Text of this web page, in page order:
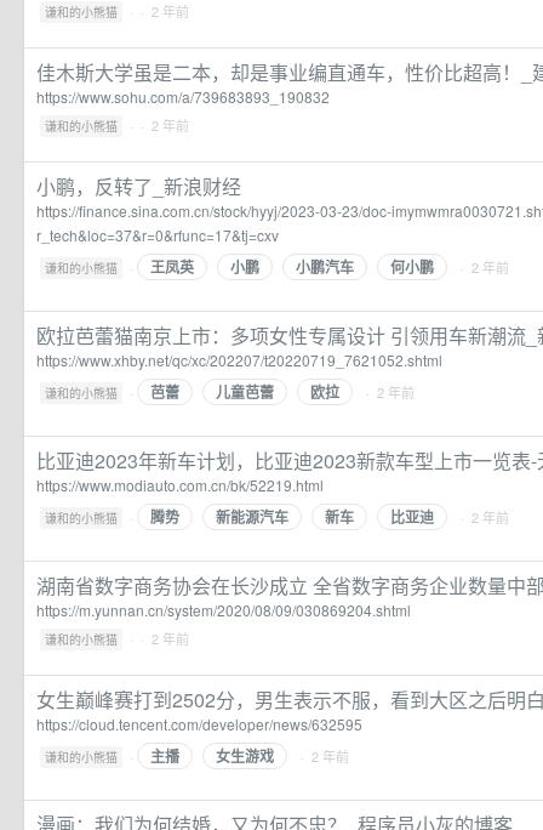
谦和的小熊猫 · · 2 年前
佳木斯大学虽是二本，却是事业编直通车，性价比超高！_
https://www.sohu.com/a/739683893_190832
谦和的小熊猫 · · 2 年前
小鹏，反转了_新浪财经
https://finance.sina.com.cn/stock/hyyj/2023-03-23/doc-
r_tech&loc=37&r=0&rfunc=17&tj=cxv
谦和的小熊猫 · 王凤英 小鹏 小鹏汽车 何小鹏 · 2 年前
欧拉芭蕾猫南京上市：多项女性专属设计 引领用车新潮流
https://www.xhby.net/qc/xc/202207/t20220719_7621052.shtml
谦和的小熊猫 · 芭蕾 儿童芭蕾 欧拉 · 2 年前
比亚迪2023年新车计划，比亚迪2023新款车型上市一览表
https://www.modiauto.com.cn/bk/52219.html
谦和的小熊猫 · 腾势 新能源汽车 新车 比亚迪 · 2 年前
湖南省数字商务协会在长沙成立 全省数字商务企业数量中
https://m.yunnan.cn/system/2020/08/09/030869204.shtml
谦和的小熊猫 · · 2 年前
女生巅峰赛打到2502分，男生表示不服，看到大区之后明
https://cloud.tencent.com/developer/news/632595
谦和的小熊猫 · 主播 女生游戏 · 2 年前